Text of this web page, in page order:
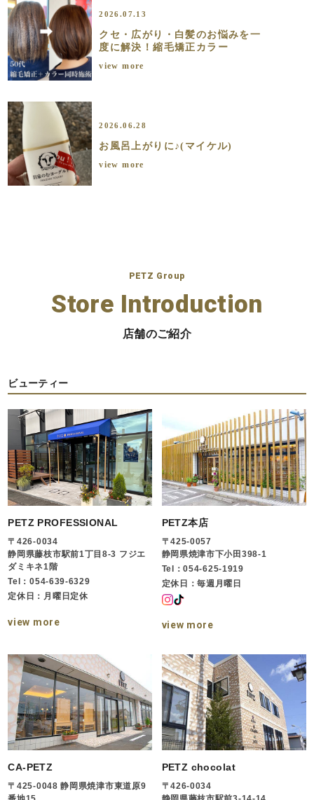
2026.07.13
クセ・広がり・白髪のお悩みを一
度に解決！縮毛矯正カラー
view more
2026.06.28
お風呂上がりに♪(マイケル)
view more
PETZ Group
Store Introduction
店舗のご紹介
ビューティー
PETZ PROFESSIONAL
〒426-0034
静岡県藤枝市駅前1丁目8-3 フジエ
ダミキネ1階
Tel：054-639-6329
定休日：月曜日定休
view more
PETZ本店
〒425-0057
静岡県焼津市下小田398-1
Tel：054-625-1919
定休日：毎週月曜日
view more
CA-PETZ
〒425-0048 静岡県焼津市東道原9
PETZ chocolat
〒426-0034